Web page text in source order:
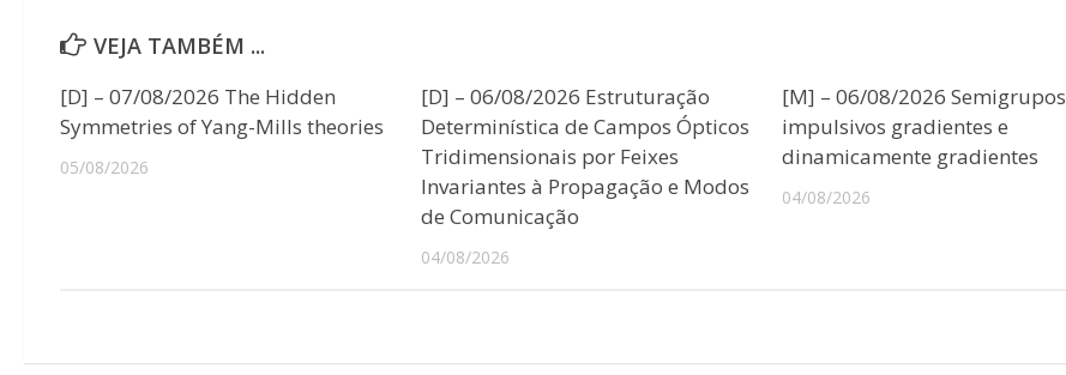
VEJA TAMBÉM ...
[D] – 07/08/2026 The Hidden
Symmetries of Yang-Mills theories
05/08/2026
[D] – 06/08/2026 Estruturação
Determinística de Campos Ópticos
Tridimensionais por Feixes
Invariantes à Propagação e Modos
de Comunicação
04/08/2026
[M] – 06/08/2026 Semigrupos
impulsivos gradientes e
dinamicamente gradientes
04/08/2026